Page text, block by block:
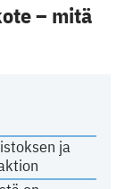
ja
– mitä